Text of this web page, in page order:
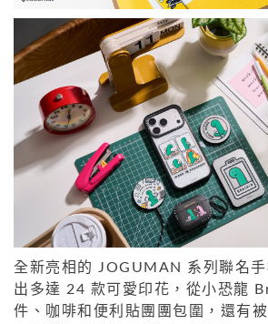
全新亮相的 JOGUMAN 系列聯名手
出多達 24 款可愛印花，從小恐龍
件、咖啡和便利貼團團包圍，還有